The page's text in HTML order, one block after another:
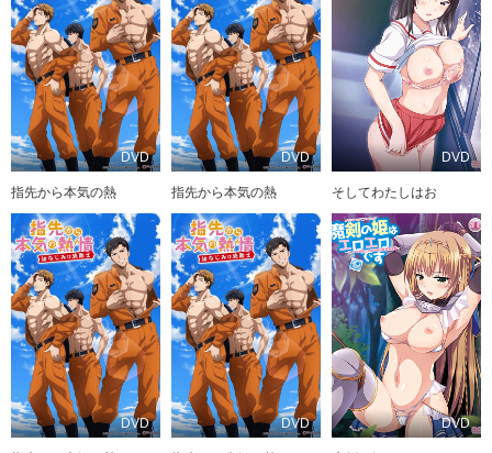
DVD
指先から本気の熱
DVD
指先から本気の熱
DVD
そしてわたしはお
DVD DVD DVD